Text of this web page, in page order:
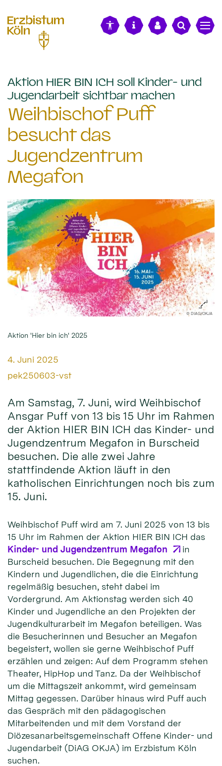
Aktion HIER BIN ICH soll Kinder- und
Jugendarbeit sichtbar machen
Weihbischof Puff
besucht das
Jugendzentrum
Megafon
© DIAG/OKJA
Aktion 'Hier bin ich' 2025
Datum:
4. Juni 2025
Von:
pek250603-vst
Am Samstag, 7. Juni, wird Weihbischof
Ansgar Puff von 13 bis 15 Uhr im Rahmen
der Aktion HIER BIN ICH das Kinder- und
Jugendzentrum Megafon in Burscheid
besuchen. Die alle zwei Jahre
stattfindende Aktion läuft in den
katholischen Einrichtungen noch bis zum
15. Juni.
Weihbischof Puff wird am 7. Juni 2025 von 13 bis
15 Uhr im Rahmen der Aktion HIER BIN ICH das
Kinder- und Jugendzentrum Megafon
in
Burscheid besuchen. Die Begegnung mit den
Kindern und Jugendlichen, die die Einrichtung
regelmäßig besuchen, steht dabei im
Vordergrund. Am Aktionstag werden sich 40
Kinder und Jugendliche an den Projekten der
Jugendkulturarbeit im Megafon beteiligen. Was
die Besucherinnen und Besucher an Megafon
begeistert, wollen sie gerne Weihbischof Puff
erzählen und zeigen: Auf dem Programm stehen
Theater, HipHop und Tanz. Da der Weihbischof
um die Mittagszeit ankommt, wird gemeinsam
Mittag gegessen. Darüber hinaus wird Puff auch
das Gespräch mit den pädagogischen
Mitarbeitenden und mit dem Vorstand der
Diözesanarbeitsgemeinschaft Offene Kinder- und
Jugendarbeit (DiAG OKJA) im Erzbistum Köln
suchen.